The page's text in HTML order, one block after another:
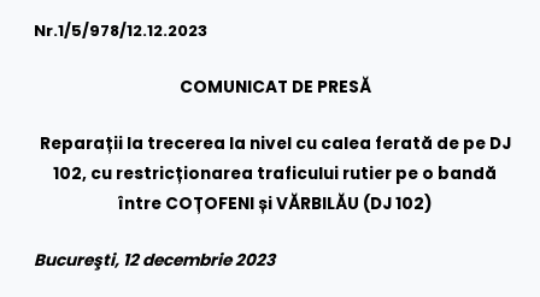
Nr.1/5/978/12.12.2023
COMUNICAT DE PRESĂ
Reparații la trecerea la nivel cu calea ferată de pe DJ
102, cu restricționarea traficului rutier pe o bandă
între COȚOFENI și VĂRBILĂU (DJ 102)
Bucureşti, 12 decembrie 2023